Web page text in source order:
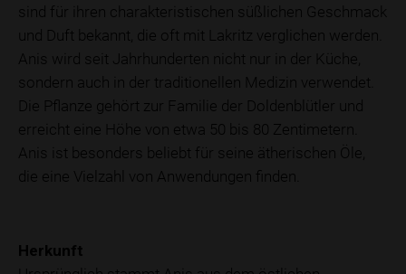
sind für ihren charakteristischen süßlichen Geschmack
und Duft bekannt, die oft mit Lakritz verglichen werden.
Anis wird seit Jahrhunderten nicht nur in der Küche,
sondern auch in der traditionellen Medizin verwendet.
Die Pflanze gehört zur Familie der Doldenblütler und
erreicht eine Höhe von etwa 50 bis 80 Zentimetern.
Anis ist besonders beliebt für seine ätherischen Öle,
die eine Vielzahl von Anwendungen finden.
Herkunft